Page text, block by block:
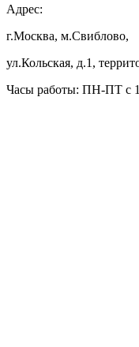
Адрес:
г.Москва, м.Свиблово,
ул.Кольская, д.1,
Часы работы: ПН-ПТ с